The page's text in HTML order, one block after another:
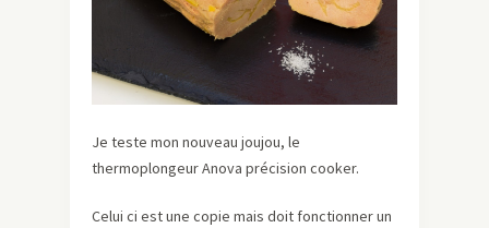
Je teste mon nouveau joujou, le
thermoplongeur Anova précision cooker.
Celui ci est une copie mais doit fonctionner un